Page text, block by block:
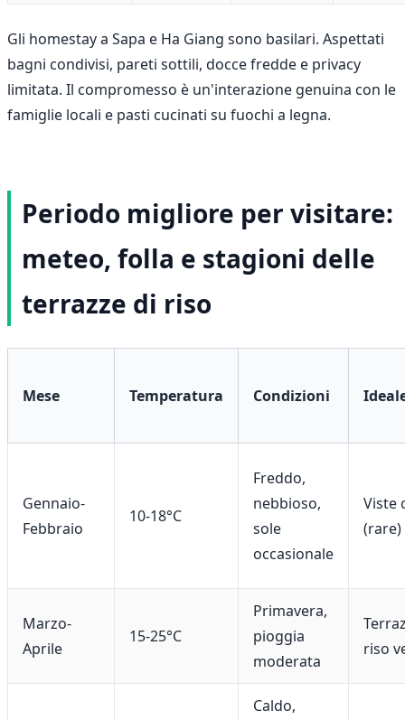
Gli homestay a Sapa e Ha Giang sono basilari. Aspettati
bagni condivisi, pareti sottili, docce fredde e privacy
limitata. Il compromesso è un'interazione genuina con le
famiglie locali e pasti cucinati su fuochi a legna.
Periodo migliore per visitare:
meteo, folla e stagioni delle
terrazze di riso
Mese Temperatura Condizioni
Gennaio-
Febbraio
10-18°C
Freddo,
nebbioso,
sole
occasionale
Viste
(rare)
Marzo-
Aprile
15-25°C
Primavera,
pioggia
moderata
riso
Caldo,